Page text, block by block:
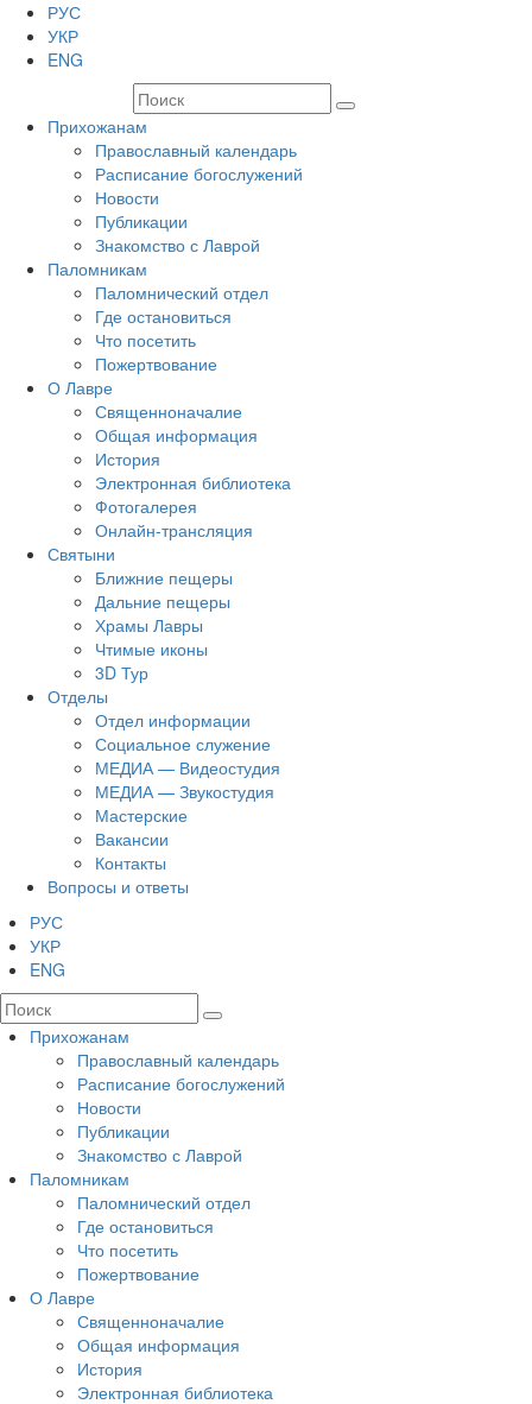
РУС
УКР
ENG
Прихожанам
Православный календарь
Расписание богослужений
Новости
Публикации
Знакомство с Лаврой
Паломникам
Паломнический отдел
Где остановиться
Что посетить
Пожертвование
О Лавре
Священноначалие
Общая информация
История
Электронная библиотека
Фотогалерея
Онлайн-трансляция
Святыни
Ближние пещеры
Дальние пещеры
Храмы Лавры
Чтимые иконы
3D Тур
Отделы
Отдел информации
Социальное служение
МЕДИА — Видеостудия
МЕДИА — Звукостудия
Мастерские
Вакансии
Контакты
Вопросы и ответы
РУС
УКР
ENG
Прихожанам
Православный календарь
Расписание богослужений
Новости
Публикации
Знакомство с Лаврой
Паломникам
Паломнический отдел
Где остановиться
Что посетить
Пожертвование
О Лавре
Священноначалие
Общая информация
История
Электронная библиотека